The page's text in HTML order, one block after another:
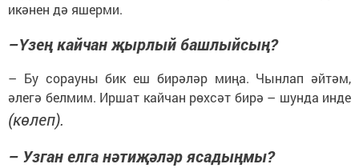
икәнен дә яшерми.
–Үзең кайчан җырлый башлыйсың?
– Бу сорауны бик еш бирәләр миңа. Чынлап әйтәм,
әлегә белмим. Иршат кайчан рөхсәт бирә – шунда инде
(көлеп).
– Узган елга нәтиҗәләр ясадыңмы?